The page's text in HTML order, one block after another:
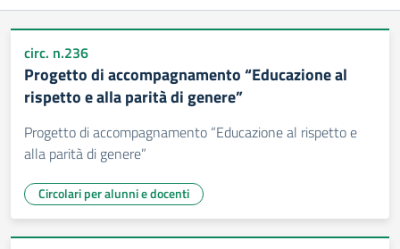
circ. n.236
Progetto di accompagnamento “Educazione al
rispetto e alla parità di genere”
Progetto di accompagnamento “Educazione al rispetto e
alla parità di genere”
Circolari per alunni e docenti